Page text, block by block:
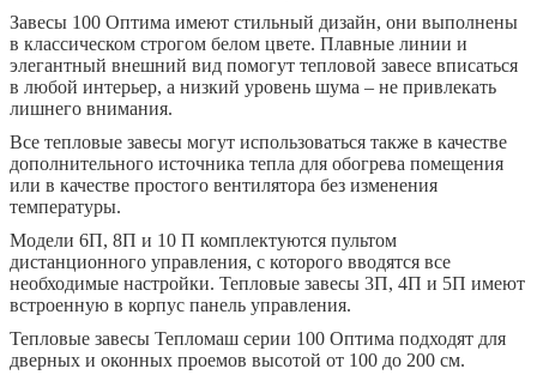
Завесы 100 Оптима имеют стильный дизайн, они выполнены
в классическом строгом белом цвете. Плавные линии и
элегантный внешний вид помогут тепловой завесе вписаться
в любой интерьер, а низкий уровень шума – не привлекать
лишнего внимания.
Все тепловые завесы могут использоваться также в качестве
дополнительного источника тепла для обогрева помещения
или в качестве простого вентилятора без изменения
температуры.
Модели 6П, 8П и 10 П комплектуются пультом
дистанционного управления, с которого вводятся все
необходимые настройки. Тепловые завесы 3П, 4П и 5П имеют
встроенную в корпус панель управления.
Тепловые завесы Тепломаш серии 100 Оптима подходят для
дверных и оконных проемов высотой от 100 до 200 см.